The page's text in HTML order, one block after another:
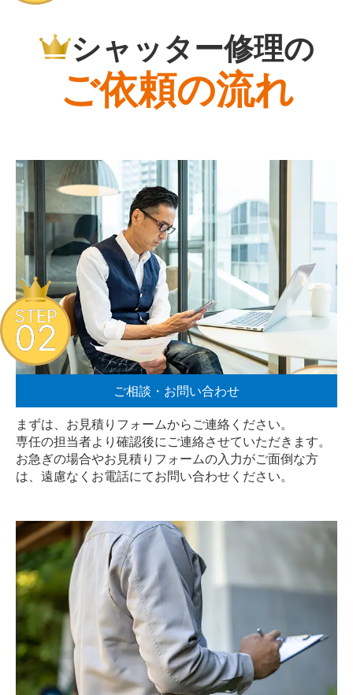
シャッター修理の
ご依頼の流れ
ご相談・お問い合わせ
まずは、お見積りフォームからご連絡ください。
専任の担当者より確認後にご連絡させていただきます。
お急ぎの場合やお見積りフォームの入力がご面倒な方
は、遠慮なく お電話にてお問い合わせください。
STEP
02